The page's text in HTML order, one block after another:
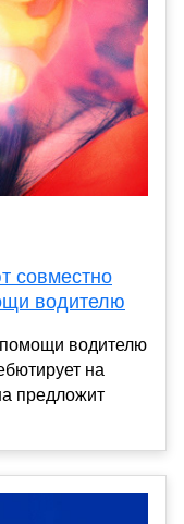
совместно
водителю
водителю
на
предложит